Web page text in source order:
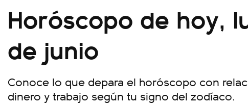
Horóscopo de hoy,
de junio
Conoce lo que depara el horóscopo con
dinero y trabajo según tu signo del zodíaco.